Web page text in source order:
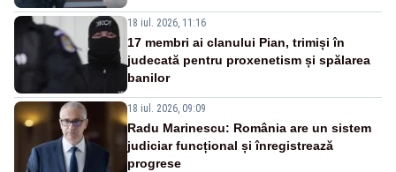
18 iul. 2026, 11:16
17 membri ai clanului Pian, trimiși în
judecată pentru proxenetism și spălarea
banilor
18 iul. 2026, 09:09
Radu Marinescu: România are un sistem
judiciar funcțional și înregistrează
progrese